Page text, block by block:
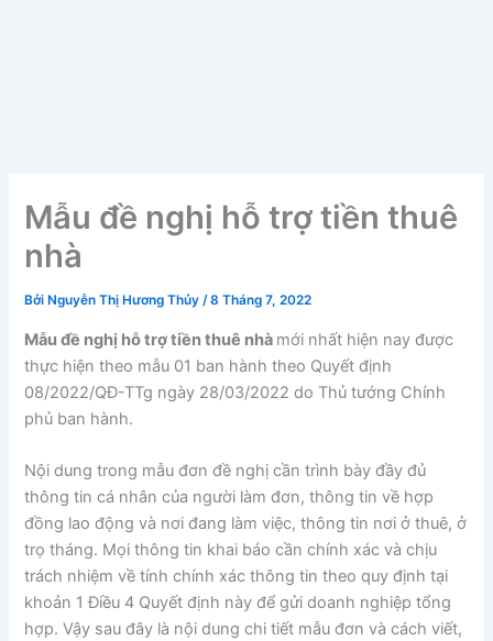
Mẫu đề nghị hỗ trợ tiền thuê
nhà
Bởi Nguyễn Thị Hương Thủy/8 Tháng 7, 2022
Mẫu đề nghị hỗ trợ tiền thuê nhà mới nhất hiện nay được
thực hiện theo mẫu 01 ban hành theo Quyết định
08/2022/QĐ-TTg ngày 28/03/2022 do Thủ tướng Chính
phủ ban hành.
Nội dung trong mẫu đơn đề nghị cần trình bày đầy đủ
thông tin cá nhân của người làm đơn, thông tin về hợp
đồng lao động và nơi đang làm việc, thông tin nơi ở thuê, ở
trọ tháng. Mọi thông tin khai báo cần chính xác và chịu
trách nhiệm về tính chính xác thông tin theo quy định tại
khoản 1 Điều 4 Quyết định này để gửi doanh nghiệp tổng
hợp. Vậy sau đây là nội dung chi tiết mẫu đơn và cách viết,